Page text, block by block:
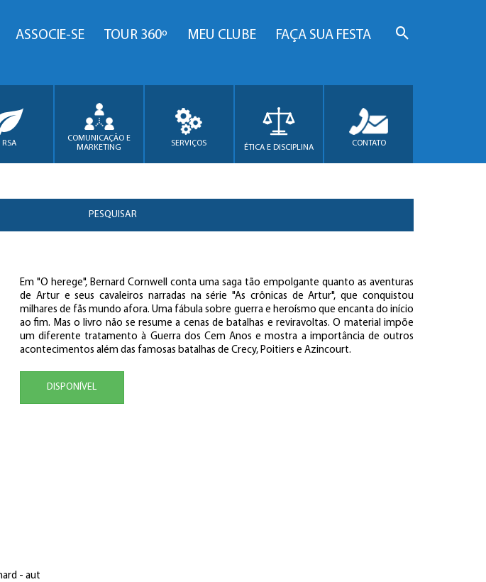
ASSOCIE-SE TOUR 360º MEU CLUBE FAÇA SUA FESTA
RSA
COMUNICAÇÃO E
MARKETING
SERVIÇOS ÉTICA E DISCIPLINA CONTATO
PESQUISAR
Em "O herege", Bernard Cornwell conta uma saga tão empolgante quanto as aventuras
de Artur e seus cavaleiros narradas na série "As crônicas de Artur", que conquistou
milhares de fãs mundo afora. Uma fábula sobre guerra e heroísmo que encanta do início
ao fim. Mas o livro não se resume a cenas de batalhas e reviravoltas. O material impõe
um diferente tratamento à Guerra dos Cem Anos e mostra a importância de outros
acontecimentos além das famosas batalhas de Crecy, Poitiers e Azincourt.
DISPONÍVEL
- aut